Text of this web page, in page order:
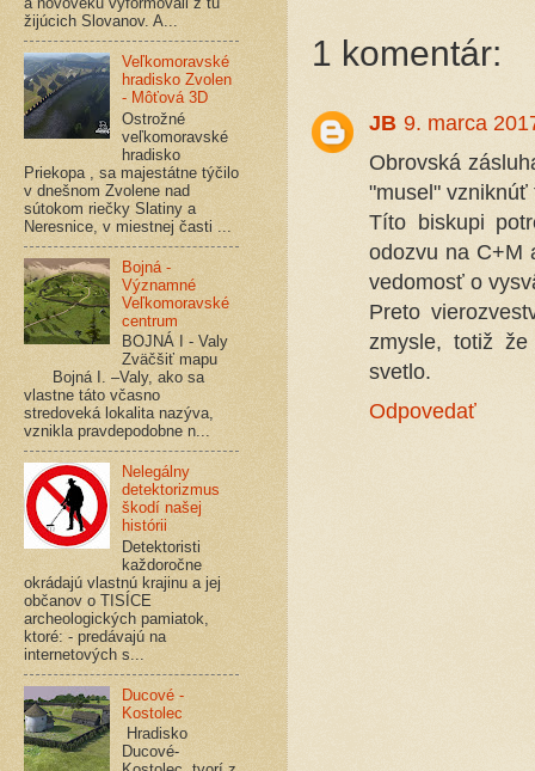
1 komentár:
JB 9. marca
Obrovská
"musel" vzniknúť
Títo biskupi
odozvu na C+M
vedomosť o
Preto
zmysle, totiž
svetlo.
Odpovedať
žijúcich Slovanov. A...
Veľkomoravské
hradisko Zvolen
- Môťová 3D
Ostrožné
veľkomoravské
hradisko
Priekopa , sa majestátne týčilo
v dnešnom Zvolene nad
sútokom riečky Slatiny a
Neresnice, v miestnej časti ...
Bojná -
Významné
Veľkomoravské
centrum
BOJNÁ I - Valy
Zväčšiť mapu
Bojná I. –Valy, ako sa
vlastne táto včasno
stredoveká lokalita nazýva,
vznikla pravdepodobne n...
Nelegálny
detektorizmus
škodí našej
histórii
Detektoristi
každoročne
okrádajú vlastnú krajinu a jej
občanov o TISÍCE
archeologických pamiatok,
ktoré: - predávajú na
internetových s...
Ducové -
Kostolec
Hradisko
Ducové-